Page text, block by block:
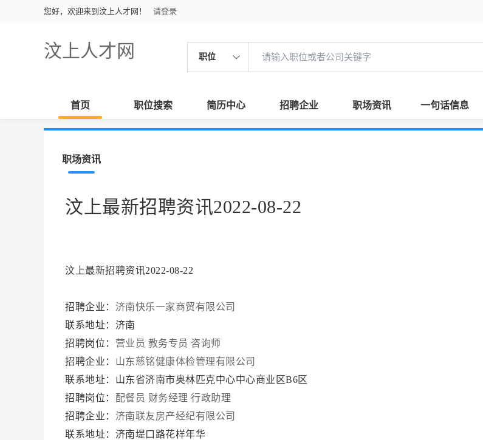
您好，欢迎来到汶上人才网！ 请登录
汶上人才网 职位
首页 职位搜索 简历中心 招聘企业 职场资讯 一句话信息
职场资讯
汶上最新招聘资讯2022-08-22
汶上最新招聘资讯2022-08-22
招聘企业： 济南快乐一家商贸有限公司
联系地址：济南
招聘岗位： 营业员 教务专员 咨询师
招聘企业： 山东慈铭健康体检管理有限公司
联系地址：山东省济南市奥林匹克中心中心商业区B6区
招聘岗位： 配餐员 财务经理 行政助理
招聘企业： 济南联友房产经纪有限公司
联系地址：济南堤口路花样年华